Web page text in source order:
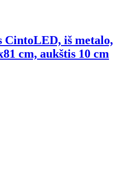
CintoLED, iš metalo,
cm, aukštis 10 cm